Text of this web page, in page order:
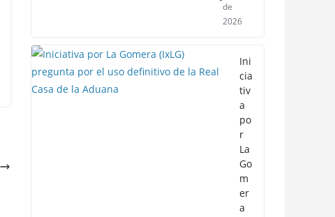
de
2026
Ini
cia
tiv
a
po
r
La
Go
m
er
a